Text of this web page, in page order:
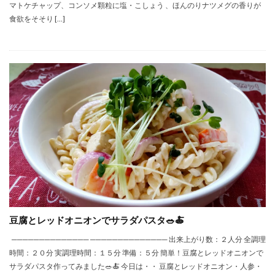
マトケチャップ、コンソメ顆粒に塩・こしょう 、ほんのりナツメグの香りが
食欲をそそり […]
豆腐とレッドオニオンでサラダパスタ🥗🍝
────────────── ────────────── 出来上がり数：２人分 全調理
時間：２０分 実調理時間：１５分 準備：５分 簡単！豆腐とレッドオニオンで
サラダパスタ作ってみました🥗🍝 今日は・・ 豆腐とレッドオニオン・人参・